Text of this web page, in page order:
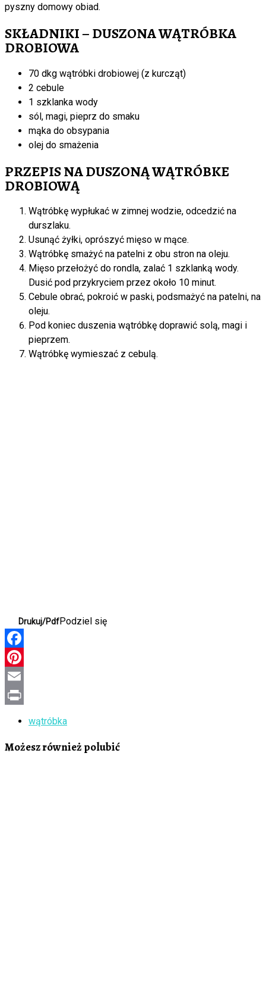
pyszny domowy obiad.
SKŁADNIKI – DUSZONA WĄTRÓBKA
DROBIOWA
70 dkg wątróbki drobiowej (z kurcząt)
2 cebule
1 szklanka wody
sól, magi, pieprz do smaku
mąka do obsypania
olej do smażenia
PRZEPIS NA DUSZONĄ WĄTRÓBKE
DROBIOWĄ
Wątróbkę wypłukać w zimnej wodzie, odcedzić na
durszlaku.
Usunąć żyłki, oprószyć mięso w mące.
Wątróbkę smażyć na patelni z obu stron na oleju.
Mięso przełożyć do rondla, zalać 1 szklanką wody.
Dusić pod przykryciem przez około 10 minut.
Cebule obrać, pokroić w paski, podsmażyć na patelni, na
oleju.
Pod koniec duszenia wątróbkę doprawić solą, magi i
pieprzem.
Wątróbkę wymieszać z cebulą.
Drukuj/PdfPodziel się
Facebook
Pinterest
Email
wątróbka
Możesz również polubić